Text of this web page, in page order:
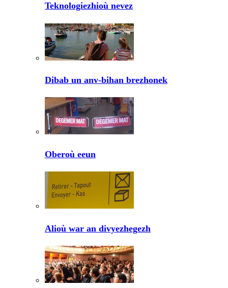
Teknologiezhioù nevez
Dibab un anv-bihan brezhonek
Oberoù eeun
Alioù war an divyezhegezh